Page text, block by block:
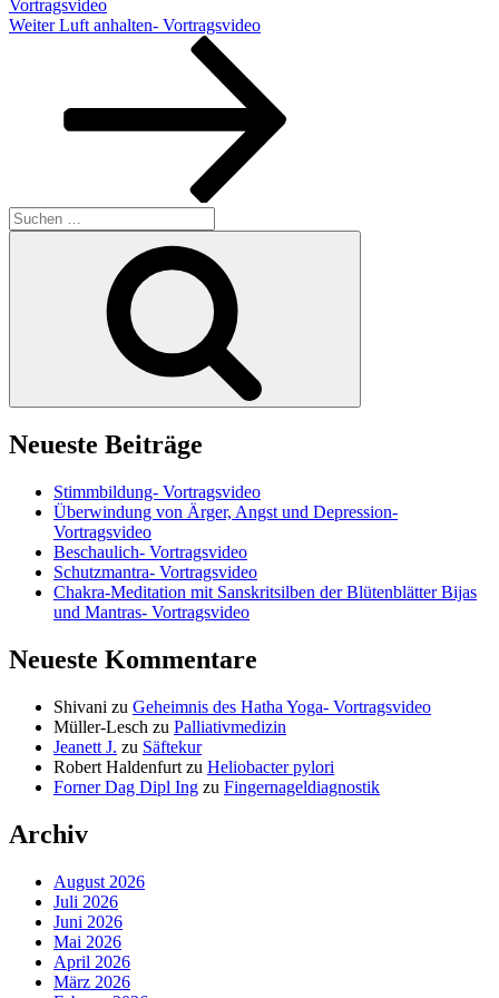
Vortragsvideo
Nächster
Weiter Luft anhalten- Vortragsvideo
Suchen
nach:
Neueste Beiträge
Stimmbildung- Vortragsvideo
Überwindung von Ärger, Angst und Depression-
Vortragsvideo
Beschaulich- Vortragsvideo
Schutzmantra- Vortragsvideo
Chakra-Meditation mit Sanskritsilben der Blütenblätter Bijas
und Mantras- Vortragsvideo
Neueste Kommentare
Shivani zu Geheimnis des Hatha Yoga- Vortragsvideo
Müller-Lesch zu Palliativmedizin
Jeanett J. zu Säftekur
Robert Haldenfurt zu Heliobacter pylori
Forner Dag Dipl Ing zu Fingernageldiagnostik
Archiv
August 2026
Juli 2026
Juni 2026
Mai 2026
April 2026
März 2026